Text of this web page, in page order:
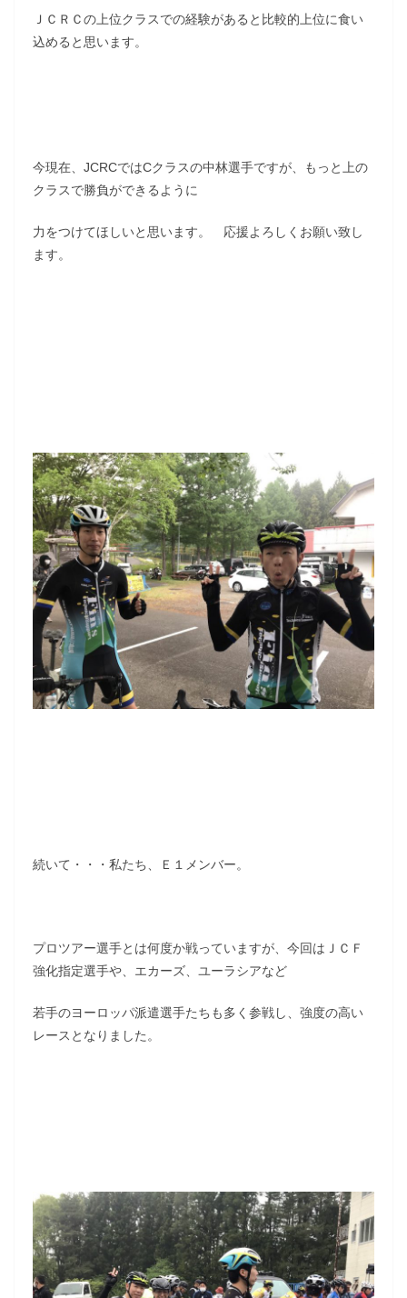
ＪＣＲＣの上位クラスでの経験があると比較的上位に食い
込めると思います。
今現在、JCRCではCクラスの中林選手ですが、もっと上の
クラスで勝負ができるように
力をつけてほしいと思います。 応援よろしくお願い致し
ます。
続いて・・・私たち、Ｅ１メンバー。
プロツアー選手とは何度か戦っていますが、今回はＪＣＦ
強化指定選手や、エカーズ、ユーラシアなど
若手のヨーロッパ派遣選手たちも多く参戦し、強度の高い
レースとなりました。